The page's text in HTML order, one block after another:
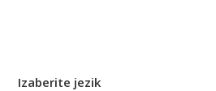
Izaberite jezik